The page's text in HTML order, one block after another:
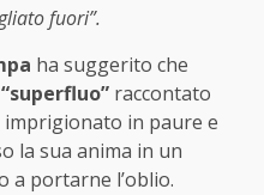
fuori”.
ha suggerito che
“superfluo” raccontato
in paure e
la sua anima in un
a portarne l’oblio.